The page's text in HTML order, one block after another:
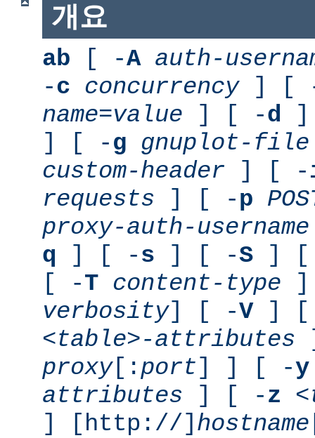
개요
ab [ -A auth-
-c concurrency] [
name=value ] [ -d ]
] [ -g gnuplot-file
custom-header ] [ -
requests ] [ -p
proxy-auth-username
q ] [ -s ] [ -S ] [
[ -T content-type ]
verbosity] [ -V] [
<table>-attributes
proxy[: port] ] [ -y
attributes ] [ -z
] [http://] hostname